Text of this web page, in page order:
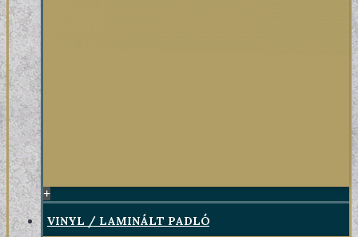
+
VINYL / LAMINÁLT PADLÓ